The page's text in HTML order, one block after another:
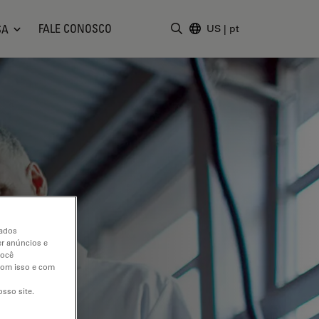
FALE CONOSCO US | pt
anúncios e
isso e com
site.